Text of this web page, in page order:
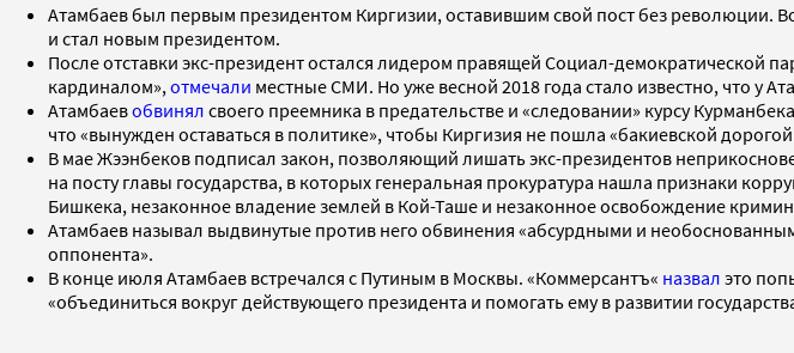
Атамбаев был первым президентом Киргизии, оставившим свой пост без
и стал новым президентом.
После отставки экс-президент остался лидером правящей Социал-демократической
кардиналом», отмечали местные СМИ. Но уже весной 2018 года стало известно, что у
Атамбаевобвинял своего преемника в предательстве и «следовании» курсу
что «вынужден оставаться в политике», чтобы Киргизия не пошла «бакиевской
В мае Жээнбеков подписал закон, позволяющий лишать экс-президентов
на посту главы государства, в которых генеральная прокуратура нашла признаки
Бишкека, незаконное владение землей в Кой-Таше и незаконное освобождение
Атамбаев называл выдвинутые против него обвинения «абсурдными и
оппонента».
В конце июля Атамбаев встречался с Путиным в Москвы. «Коммерсантъ« назвал это
«объединиться вокруг действующего президента и помогать ему в развитии